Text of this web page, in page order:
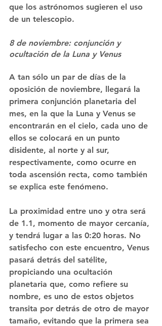
que los astrónomos sugieren el uso
de un telescopio.
8 de noviembre: conjunción y
ocultación de la Luna y Venus
A tan sólo un par de días de la
oposición de noviembre, llegará la
primera conjunción planetaria del
mes, en la que la Luna y Venus se
encontrarán en el cielo, cada uno de
ellos se colocará en un punto
disidente, al norte y al sur,
respectivamente, como ocurre en
toda ascensión recta, como también
se explica este fenómeno.
La proximidad entre uno y otra será
de 1.1, momento de mayor cercanía,
y tendrá lugar a las 0:20 horas. No
satisfecho con este encuentro, Venus
pasará detrás del satélite,
propiciando una ocultación
planetaria que, como refiere su
nombre, es uno de estos objetos
transita por detrás de otro de mayor
tamaño, evitando que la primera sea